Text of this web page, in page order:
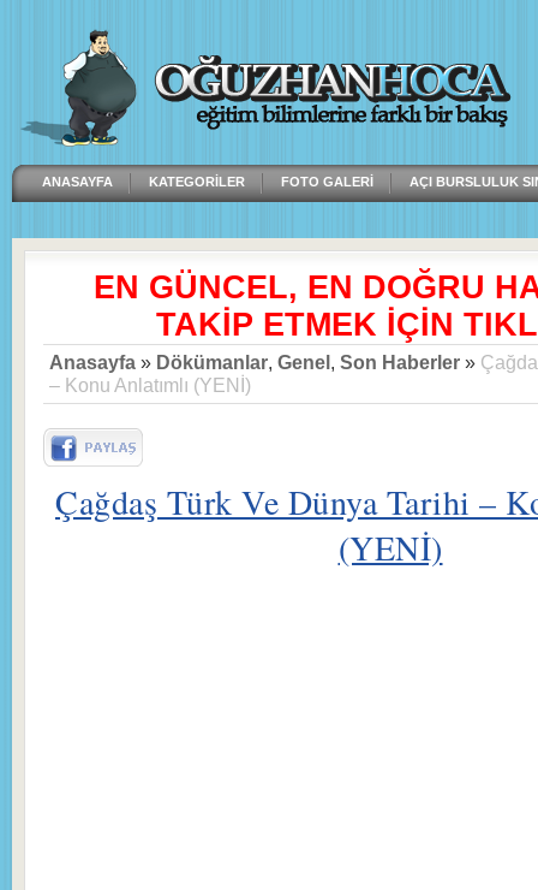
ANASAYFA KATEGORILER FOTO GALERI AÇI BURSLULUK
EN GÜNCEL, EN DOĞRU
TAKİP ETMEK İÇİN
Anasayfa » Dökümanlar, Genel, Son Haberler »
– Konu Anlatımlı (YENİ)
Çağdaş Türk Ve Dünya Tarihi –
(YENİ)